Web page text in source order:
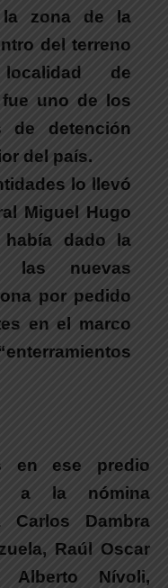
la zona de la
del terreno
de
fue uno de los
de detención
del país.
lo llevó
Miguel Hugo
dado la
las nuevas
por pedido
en el marco
en ese predio
a la nómina
Carlos Dambra
Raúl Oscar
Alberto Nívoli,